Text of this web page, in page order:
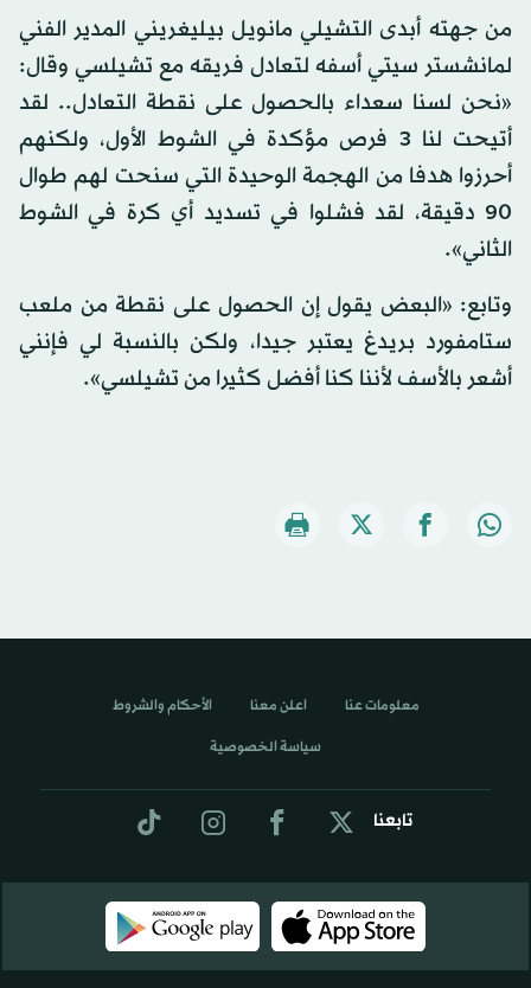
من جهته أبدى التشيلي مانويل بيليغريني المدير الفني
لمانشستر سيتي أسفه لتعادل فريقه مع تشيلسي وقال:
«نحن لسنا سعداء بالحصول على نقطة التعادل.. لقد
أتيحت لنا 3 فرص مؤكدة في الشوط الأول، ولكنهم
أحرزوا هدفا من الهجمة الوحيدة التي سنحت لهم طوال
90 دقيقة، لقد فشلوا في تسديد أي كرة في الشوط
الثاني».
وتابع: «البعض يقول إن الحصول على نقطة من ملعب
ستامفورد بريدغ يعتبر جيدا، ولكن بالنسبة لي فإنني
أشعر بالأسف لأننا كنا أفضل كثيرا من تشيلسي».
تابعنا
معلومات عنا اعلن معنا الأحكام والشروط
سياسة الخصوصية